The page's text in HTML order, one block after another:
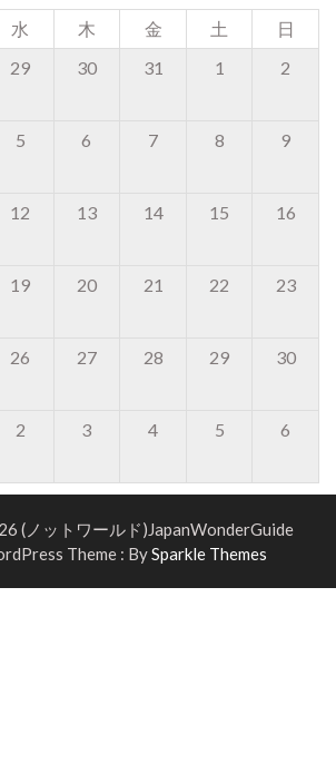
水 木 金 土
日
29 30 31 1 2
5 6 7 8 9
12 13 14 15 16
19 20 21 22 23
26 27 28 29 30
2 3 4 5 6
(ノットワールド)JapanWonderGuide
Theme : BySparkle Themes